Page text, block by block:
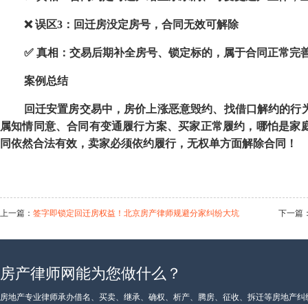
❌ 误区3：回迁房没定房号，合同无效可解除
✅ 真相：交易后期补全房号、锁定标的，属于合同正常完
案例总结
回迁安置房交易中，房价上涨恶意毁约、找借口解约的
属知情同意、合同有变通履行方案、买家正常履约，哪怕是
同依然合法有效，卖家必须依约履行，无权单方面解除合同！
上一篇： 签字即锁定回迁房权益！北京房产律师规避分家纠纷大坑 下一篇
房产律师网能为您做什么？
房地产专业律师承办借名、买卖、继承、确权、析产、腾房、征收、拆迁等房地产